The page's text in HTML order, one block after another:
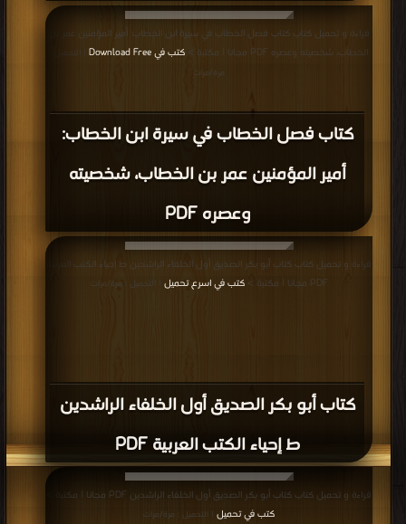
كتاب فصل الخطاب في سيرة ابن الخطاب:
أمير المؤمنين عمر بن الخطاب، شخصيته
وعصره PDF
قراءة و تحميل كتاب كتاب فصل الخطاب في سيرة ابن الخطاب: أمير المؤمنين عمر بن
الخطاب، شخصيته وعصره PDF مجانا | مكتبة >
كتب في Download Free
| التحميل :
مرة/مرات
كتاب أبو بكر الصديق أول الخلفاء الراشدين
ط إحياء الكتب العربية PDF
قراءة و تحميل كتاب كتاب أبو بكر الصديق أول الخلفاء الراشدين ط إحياء الكتب العربية
PDF مجانا | مكتبة >
كتب في اسرع تحميل | التحميل : مرة/مرات
قراءة و تحميل كتاب كتاب أبو بكر الصديق أول الخلفاء الراشدين PDF مجانا | مكتبة >
كتب في تحميل
| التحميل : مرة/مرات